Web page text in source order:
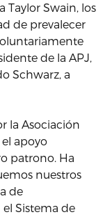
Taylor Swain, los
de prevalecer
de la APJ,
Schwarz, a
la Asociación
apoyo
patrono. Ha
nuestros
de
Sistema de